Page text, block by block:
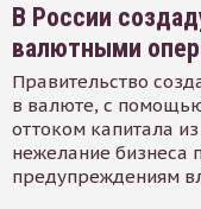
В России
валютными
Правительство
в валюте, с
оттоком капитала
нежелание бизнеса
предупреждениям